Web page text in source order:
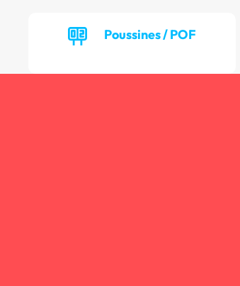
Poussines / POF